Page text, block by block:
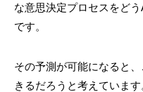
な意思決定プロセスをど
です。
その予測が可能になると
きるだろうと考えていま